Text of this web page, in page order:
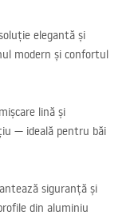
elegantă și
modern și confortul
lină și
— ideală pentru băi
siguranță și
din aluminiu